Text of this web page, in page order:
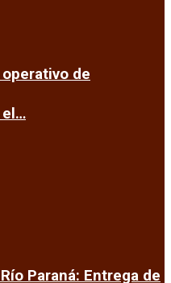
de
el…
Paraná: Entrega de